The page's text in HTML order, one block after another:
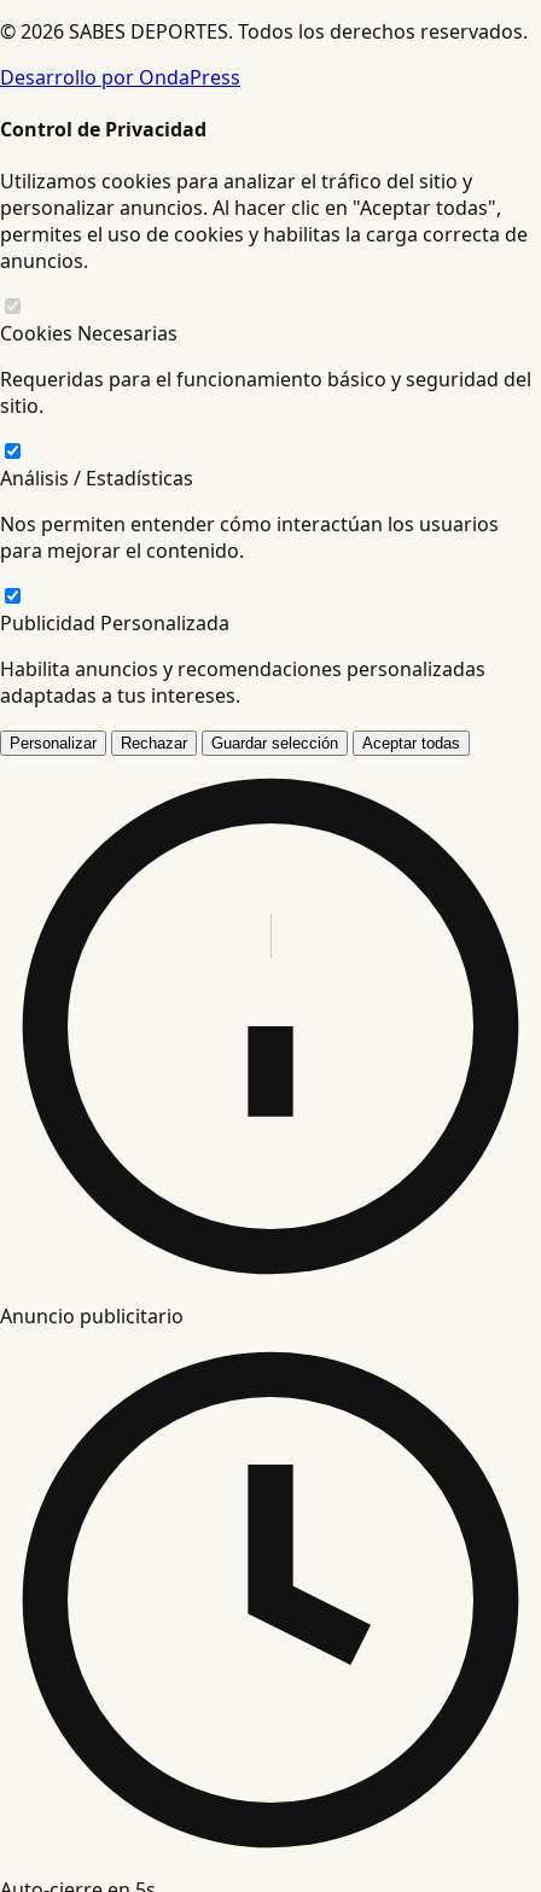
© 2026 SABES DEPORTES. Todos los derechos reservados.
Desarrollo por OndaPress
Control de Privacidad
Utilizamos cookies para analizar el tráfico del sitio y
personalizar anuncios. Al hacer clic en "Aceptar todas",
permites el uso de cookies y habilitas la carga correcta de
anuncios.
Cookies Necesarias
Requeridas para el funcionamiento básico y seguridad del
sitio.
Análisis / Estadísticas
Nos permiten entender cómo interactúan los usuarios
para mejorar el contenido.
Publicidad Personalizada
Habilita anuncios y recomendaciones personalizadas
adaptadas a tus intereses.
Personalizar Rechazar Guardar selección Aceptar todas
Anuncio publicitario